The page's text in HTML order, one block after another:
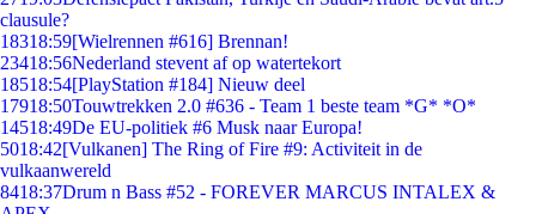
clausule?
18318:59[Wielrennen #616] Brennan!
23418:56Nederland stevent af op watertekort
18518:54[PlayStation #184] Nieuw deel
17918:50Touwtrekken 2.0 #636 - Team 1 beste team *G* *O*
14518:49De EU-politiek #6 Musk naar Europa!
5018:42[Vulkanen] The Ring of Fire #9: Activiteit in de
vulkaanwereld
8418:37Drum n Bass #52 - FOREVER MARCUS INTALEX &